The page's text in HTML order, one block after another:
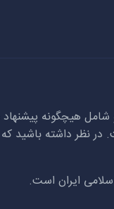
هیچگونه پیشنهاد
نظر داشته باشید
ایران است.